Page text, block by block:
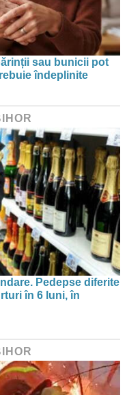
sau bunicii pot
îndeplinite
Pedepse diferite
în 6 luni, în